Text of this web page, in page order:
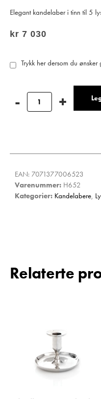
Elegant kandelaber i tinn til 5
kr 7 030
Trykk her dersom du ønsker
EAN: 7071377006523
Varenummer: H652
Kategorier: Kandelabere,
Relaterte